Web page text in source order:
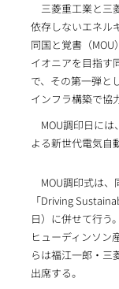
三菱重工業と三
依存しないエネル
同国と覚書（
イオニアを目指す
で、その第一弾と
インフラ構築で協
MOU調印日には
よる新世代電気自
MOU調印式は、
「Driving
日）に併せて行う
ヒューディンソン
らは福江一郎・三
出席する。